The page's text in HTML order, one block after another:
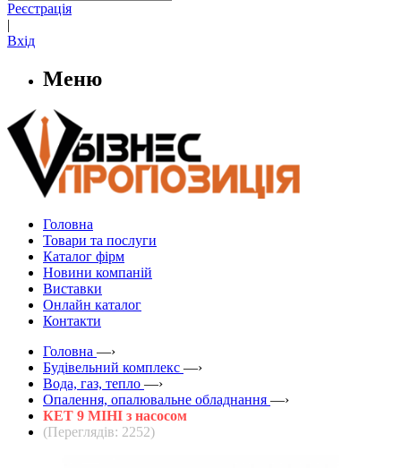
Реєстрація
|
Вхід
Меню
Головна
Товари та послуги
Каталог фірм
Новини компаній
Виставки
Онлайн каталог
Контакти
Головна —›
Будівельний комплекс —›
Вода, газ, тепло —›
Опалення, опалювальне обладнання —›
КЕТ 9 МІНІ з насосом
(Переглядів: 2252)